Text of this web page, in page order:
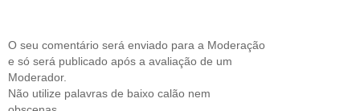
O seu comentário será enviado para a Moderação
e só será publicado após a avaliação de um
Moderador.
Não utilize palavras de baixo calão nem